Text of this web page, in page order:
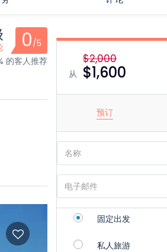
0/5
的客人推荐
从
$2,000
$1,600
预订
固定出发
私人旅游